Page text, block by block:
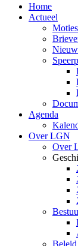
Home
Actueel
Agenda
Over LGN
Over